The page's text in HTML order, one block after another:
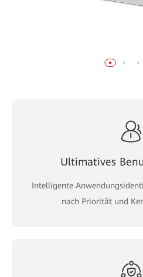
Ultimatives
Intelligente
nach Priorität und